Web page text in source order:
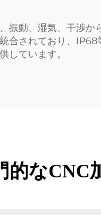
振動、湿気、干渉
合されており、
しています。
的なCNC